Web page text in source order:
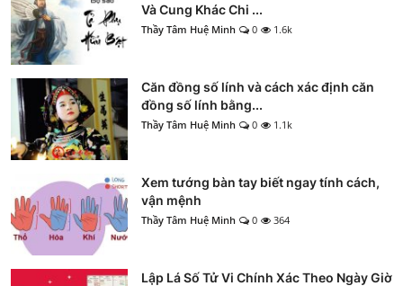
Và Cung Khác Chi ...
Thầy Tâm Huệ Minh 0 1.6k
Căn đồng số lính và cách xác định căn
đồng số lính bằng...
Thầy Tâm Huệ Minh 0 1.1k
Xem tướng bàn tay biết ngay tính cách,
vận mệnh
Thầy Tâm Huệ Minh 0 364
Lập Lá Số Tử Vi Chính Xác Theo Ngày Giờ